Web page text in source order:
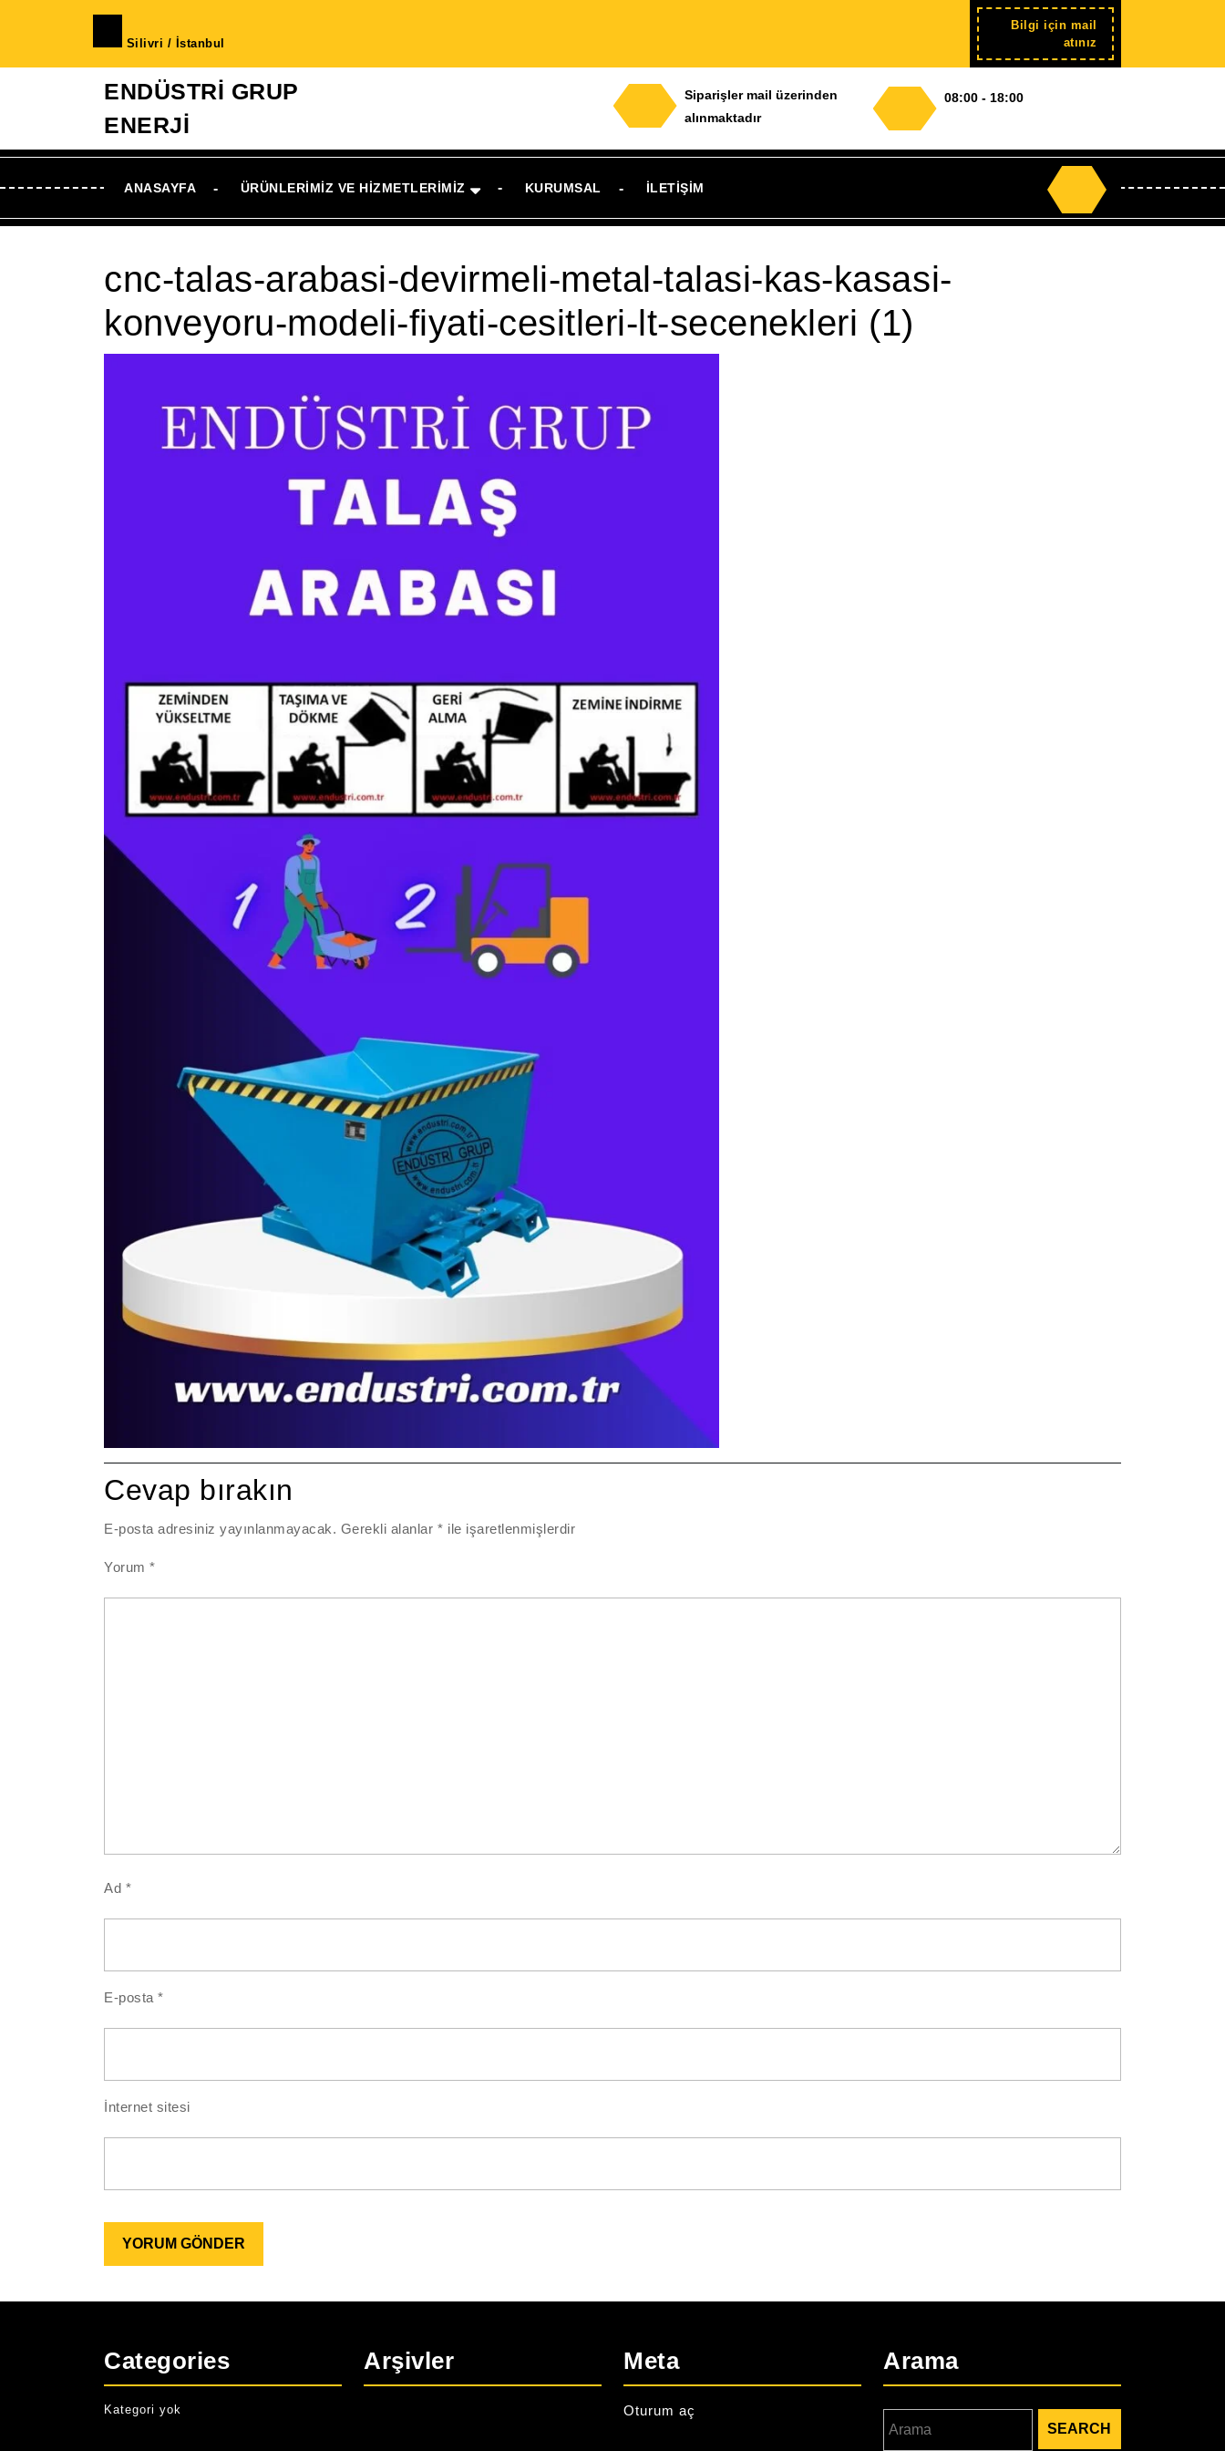
Silivri / İstanbul
Bilgi için mail
atınız Şimdi
kayıt
ENDÜSTRİ GRUP
ENERJİ
Siparişler mail üzerinden
alınmaktadır
08:00 - 18:00
ANASAYFA ÜRÜNLERIMIZ VE HIZMETLERIMIZ KURUMSAL İLETIŞIM
Search
for:
cnc-talas-arabasi-devirmeli-metal-talasi-kas-kasasi-
konveyoru-modeli-fiyati-cesitleri-lt-secenekleri (1)
Cevap bırakın
E-posta adresiniz yayınlanmayacak. Gerekli alanlar* ile işaretlenmişlerdir
Yorum*
Ad *
E-posta*
İnternet sitesi
Categories
Kategori yok
Arşivler Meta
Oturum aç
Arama